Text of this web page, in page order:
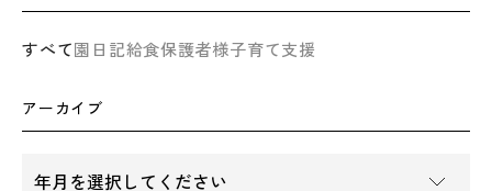
すべて園日記給食保護者様子育て支援
アーカイブ